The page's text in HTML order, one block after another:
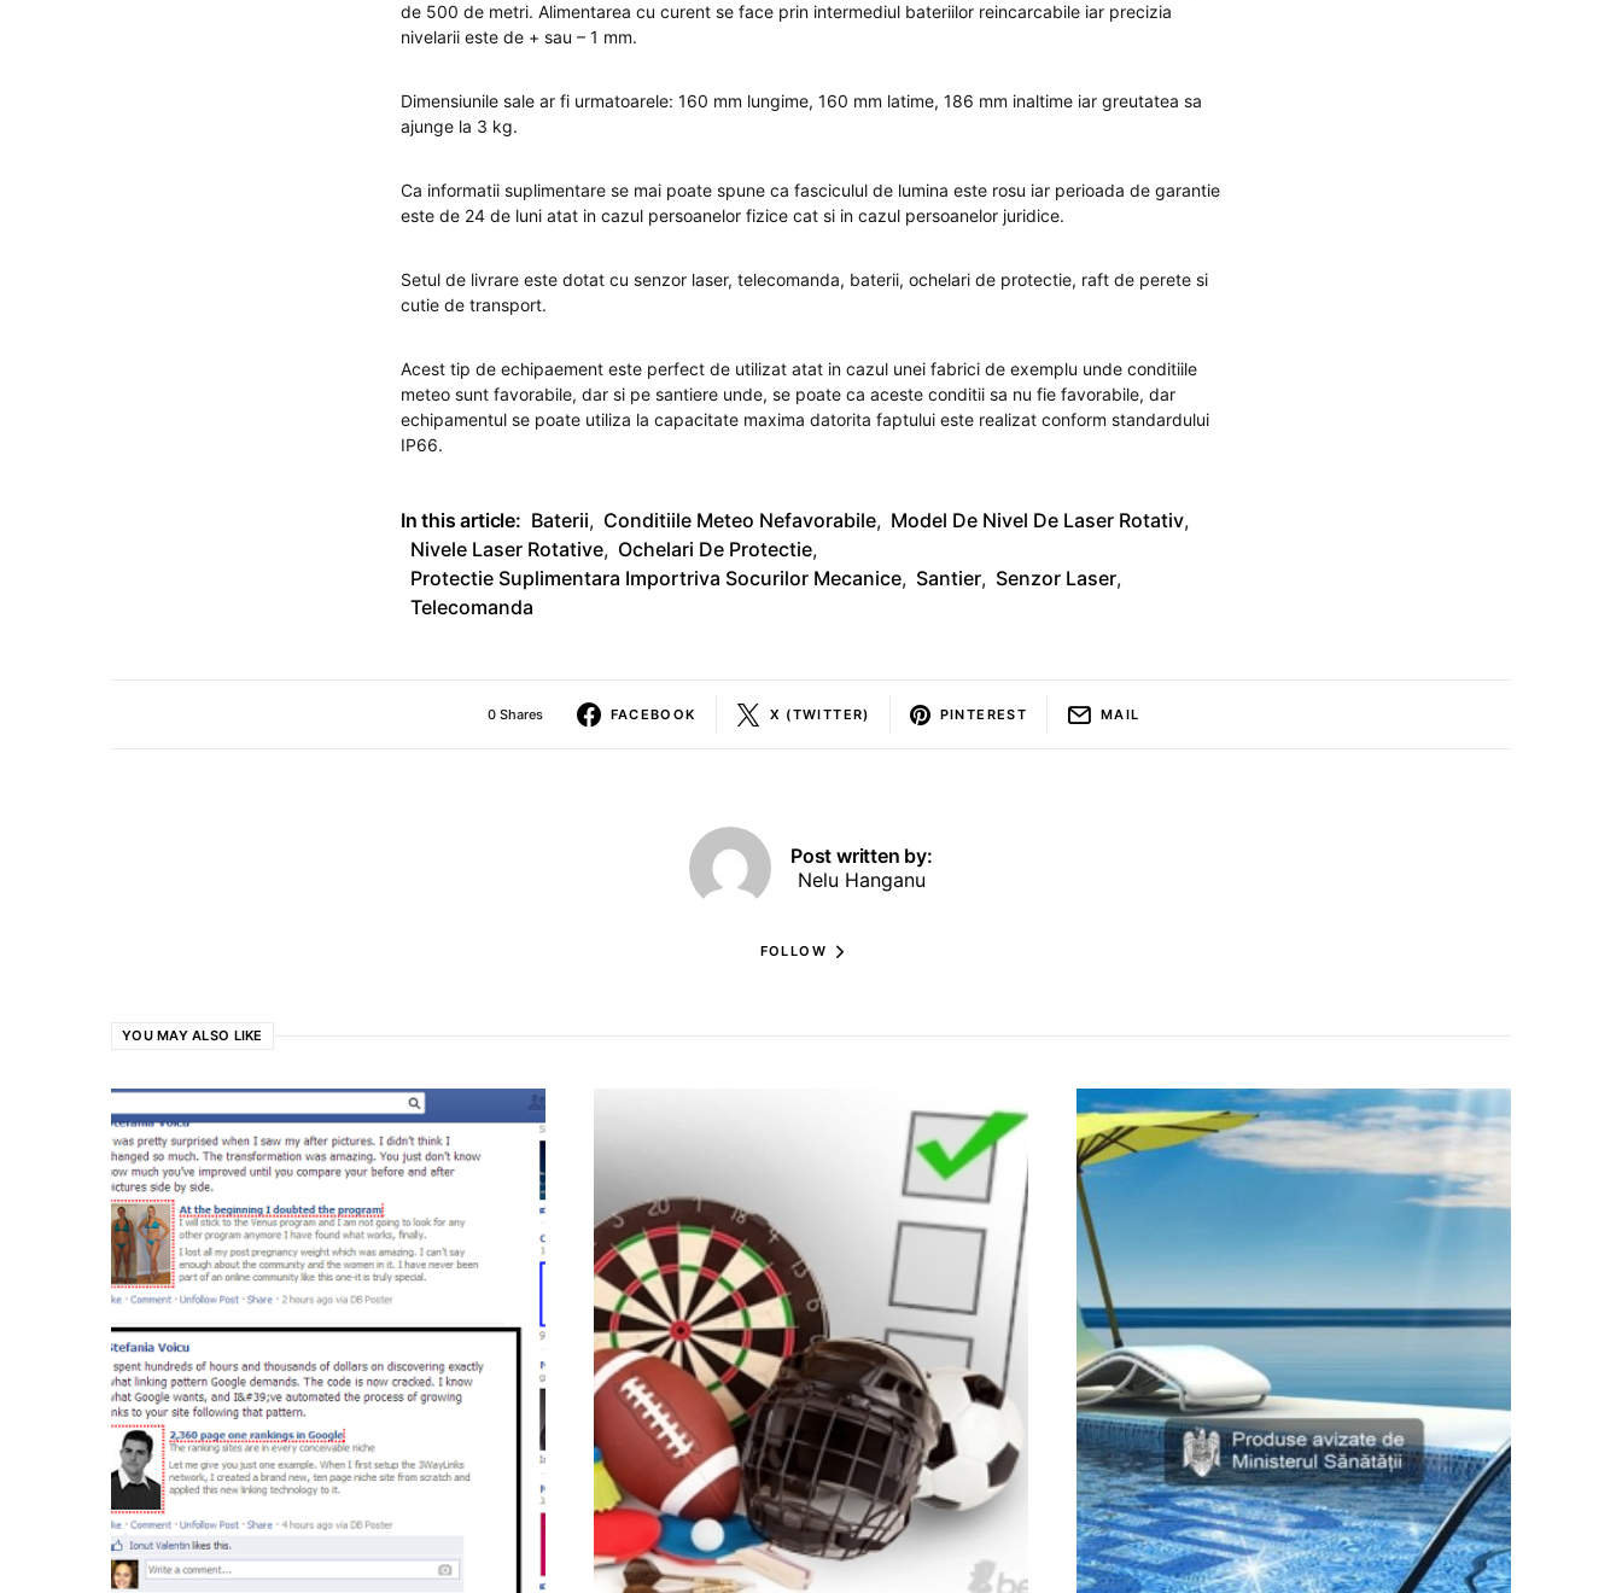
de 500 de metri. Alimentarea cu curent se face prin intermediul bateriilor reincarcabile iar precizia
nivelarii este de + sau – 1 mm.
Dimensiunile sale ar fi urmatoarele: 160 mm lungime, 160 mm latime, 186 mm inaltime iar greutatea sa
ajunge la 3 kg.
Ca informatii suplimentare se mai poate spune ca fasciculul de lumina este rosu iar perioada de garantie
este de 24 de luni atat in cazul persoanelor fizice cat si in cazul persoanelor juridice.
Setul de livrare este dotat cu senzor laser, telecomanda, baterii, ochelari de protectie, raft de perete si
cutie de transport.
Acest tip de echipaement este perfect de utilizat atat in cazul unei fabrici de exemplu unde conditiile
meteo sunt favorabile, dar si pe santiere unde, se poate ca aceste conditii sa nu fie favorabile, dar
echipamentul se poate utiliza la capacitate maxima datorita faptului este realizat conform standardului
IP66.
In this article: Baterii, Conditiile Meteo Nefavorabile, Model De Nivel De Laser Rotativ,
Nivele Laser Rotative, Ochelari De Protectie,
Protectie Suplimentara Importriva Socurilor Mecanice, Santier, Senzor Laser,
Telecomanda
0 Shares FACEBOOK X (TWITTER) PINTEREST MAIL
Post written by:
Nelu Hanganu
FOLLOW
YOU MAY ALSO LIKE